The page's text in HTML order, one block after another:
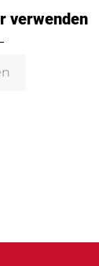
verwenden